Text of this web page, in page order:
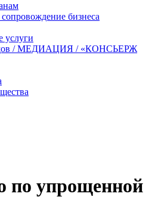
бизнеса
услуги
/ МЕДИАЦИЯ / «КОНСЬЕРЖ
по упрощенной